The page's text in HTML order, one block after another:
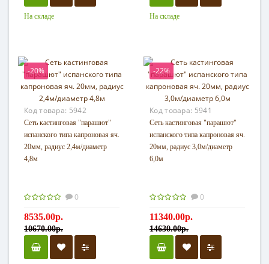
На складе На складе
-20%
Код товара: 5942
Сеть кастинговая "парашют"
испанского типа капроновая яч.
20мм, радиус 2,4м/диаметр
4,8м
0
8535.00р.
10670.00р.
-22%
Код товара: 5941
Сеть кастинговая "парашют"
испанского типа капроновая яч.
20мм, радиус 3,0м/диаметр
6,0м
0
11340.00р.
14630.00р.